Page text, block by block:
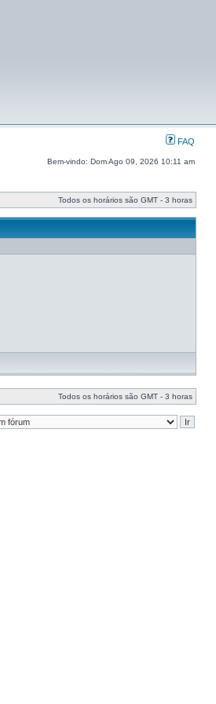
FAQ
Bem-vindo: Dom Ago 09, 2026 10:11 am
Todos os horários são GMT - 3 horas
Todos os horários são GMT - 3 horas